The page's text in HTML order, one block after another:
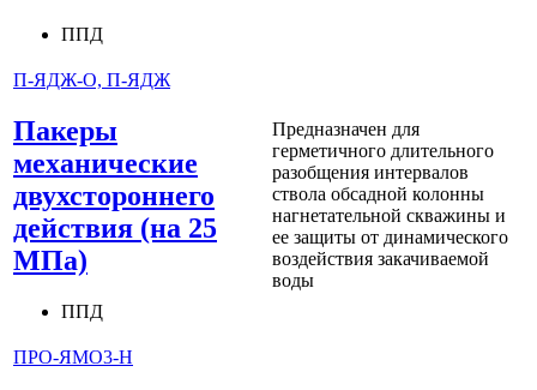
ППД
П-ЯДЖ-О, П-ЯДЖ
Пакеры
механические
двухстороннего
действия (на 25
МПа)
ППД
Предназначен для
герметичного длительного
разобщения интервалов
ствола обсадной колонны
нагнетательной скважины и
ее защиты от динамического
воздействия закачиваемой
воды
ПРО-ЯМО3-Н